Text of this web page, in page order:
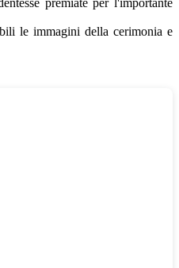
premiate per l'importante
le immagini della cerimonia e